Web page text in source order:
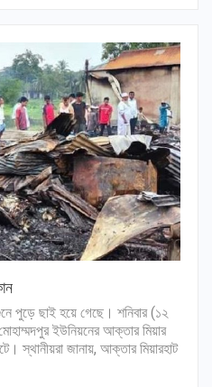
পুড়ে ছাই হয়ে গেছে। শনিবার (১২
ইউনিয়নের আক্তার মিয়ার
স্থানীয়রা জানায়, আক্তার মিয়ারহাট